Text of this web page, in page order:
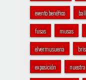
evento benéfico
fusas musas
elvermusuena
exposición nuestra